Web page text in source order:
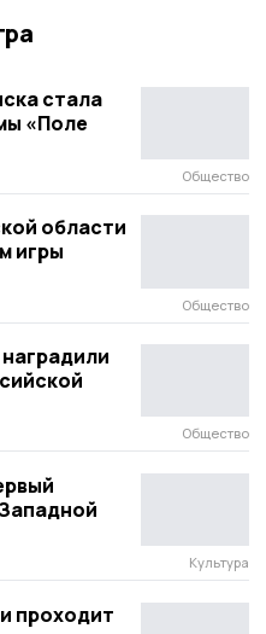
стала
«Поле
Общество
области
игры
Общество
Общество
Культура
проходит